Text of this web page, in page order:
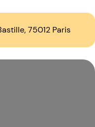
75012 Paris